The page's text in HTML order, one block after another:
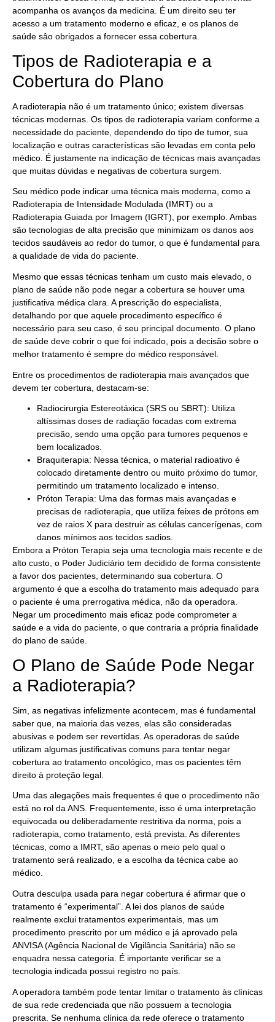
acompanha os avanços da medicina. É um direito seu ter
acesso a um tratamento moderno e eficaz, e os planos de
saúde sâo obrigados a fornecer essa cobertura.
Tipos de Radioterapia e a
Cobertura do Plano
A radioterapia não é um tratamento único; existem diversas
técnicas modernas. Os tipos de radioterapia variam conforme a
necessidade do paciente, dependendo do tipo de tumor, sua
localização e outras características são levadas em conta pelo
médico. É justamente na indicação de técnicas mais avançadas
que muitas dúvidas e negativas de cobertura surgem.
Seu médico pode indicar uma técnica mais moderna, como a
Radioterapia de Intensidade Modulada (IMRT) ou a
Radioterapia Guiada por Imagem (IGRT), por exemplo. Ambas
são tecnologias de alta precisão que minimizam os danos aos
tecidos saudáveis ao redor do tumor, o que é fundamental para
a qualidade de vida do paciente.
Mesmo que essas técnicas tenham um custo mais elevado, o
plano de saúde não pode negar a cobertura se houver uma
justificativa médica clara. A prescrição do especialista,
detalhando por que aquele procedimento específico é
necessário para seu caso, é seu principal documento. O plano
de saúde deve cobrir o que foi indicado, pois a decisão sobre o
melhor tratamento é sempre do médico responsável.
Entre os procedimentos de radioterapia mais avançados que
devem ter cobertura, destacam-se:
Radiocirurgia Estereotáxica (SRS ou SBRT): Utiliza
altíssimas doses de radiação focadas com extrema
precisão, sendo uma opção para tumores pequenos e
bem localizados.
Braquiterapia: Nessa técnica, o material radioativo é
colocado diretamente dentro ou muito próximo do tumor,
permitindo um tratamento localizado e intenso.
Próton Terapia: Uma das formas mais avançadas e
precisas de radioterapia, que utiliza feixes de prótons em
vez de raios X para destruir as células cancerígenas, com
danos mínimos aos tecidos sadios.
Embora a Próton Terapia seja uma tecnologia mais recente e de
alto custo, o Poder Judiciário tem decidido de forma consistente
a favor dos pacientes, determinando sua cobertura. O
argumento é que a escolha do tratamento mais adequado para
o paciente é uma prerrogativa médica, não da operadora.
Negar um procedimento mais eficaz pode comprometer a
saúde e a vida do paciente, o que contraria a própria finalidade
do plano de saúde.
O Plano de Saúde Pode Negar
a Radioterapia?
Sim, as negativas infelizmente acontecem, mas é fundamental
saber que, na maioria das vezes, elas são consideradas
abusivas e podem ser revertidas. As operadoras de saúde
utilizam algumas justificativas comuns para tentar negar
cobertura ao tratamento oncológico, mas os pacientes têm
direito à proteção legal.
Uma das alegações mais frequentes é que o procedimento não
está no rol da ANS. Frequentemente, isso é uma interpretação
equivocada ou deliberadamente restritiva da norma, pois a
radioterapia, como tratamento, está prevista. As diferentes
técnicas, como a IMRT, são apenas o meio pelo qual o
tratamento será realizado, e a escolha da técnica cabe ao
médico.
Outra desculpa usada para negar cobertura é afirmar que o
tratamento é “experimental”. A lei dos planos de saúde
realmente exclui tratamentos experimentais, mas um
procedimento prescrito por um médico e já aprovado pela
ANVISA (Agência Nacional de Vigilância Sanitária) não se
enquadra nessa categoria. É importante verificar se a
tecnologia indicada possui registro no país.
A operadora também pode tentar limitar o tratamento às clínicas
de sua rede credenciada que não possuem a tecnologia
prescrita. Se nenhuma clínica da rede oferece o tratamento